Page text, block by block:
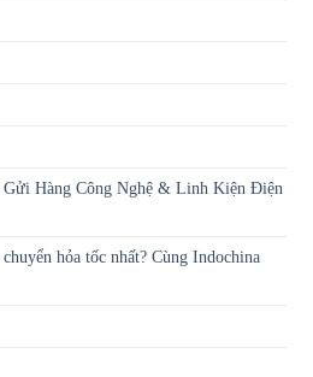
Hàng Công Nghệ & Linh Kiện Điện
hỏa tốc nhất? Cùng Indochina